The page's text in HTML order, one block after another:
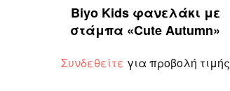
Biyo Kids φανελάκι με
στάμπα «Cute Autumn»
Συνδεθείτε για προβολή τιμής